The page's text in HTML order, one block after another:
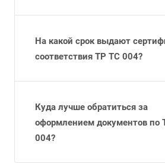
На какой срок выдают
соответствия ТР ТС 004?
Куда лучше обратиться за
оформлением документов по
004?